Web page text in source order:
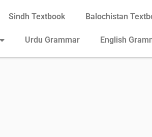
Sindh Textbook Balochistan
Urdu Grammar English